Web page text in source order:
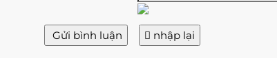
Gửi bình luận nhập lại